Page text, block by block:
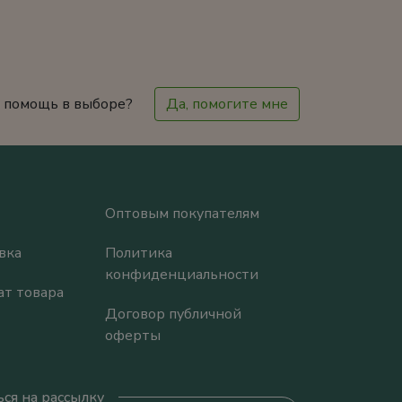
в выборе? Да, помогите мне
товара
Оптовым покупателям
Политика
конфиденциальности
Договор публичной
оферты
на рассылку